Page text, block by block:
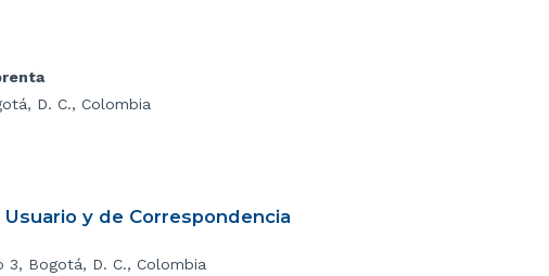
D. C., Colombia
y de Correspondencia
3, Bogotá, D. C., Colombia